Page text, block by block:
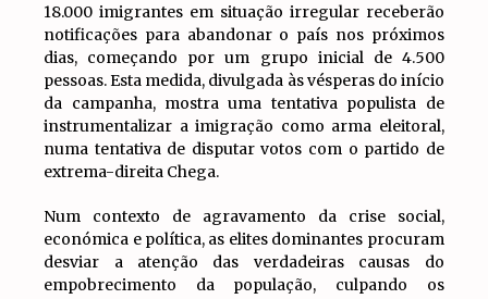
18.000 imigrantes em situação irregular receberão
notificações para abandonar o país nos próximos
dias, começando por um grupo inicial de 4.500
pessoas. Esta medida, divulgada às vésperas do início
da campanha, mostra uma tentativa populista de
instrumentalizar a imigração como arma eleitoral,
numa tentativa de disputar votos com o partido de
extrema-direita Chega.
Num contexto de agravamento da crise social,
económica e política, as elites dominantes procuram
desviar a atenção das verdadeiras causas do
empobrecimento da população, culpando os